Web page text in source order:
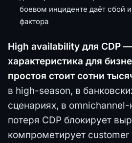
боевом инциденте даёт сбой
фактора
High availability для CDP
характеристика для
простоя стоит сотни
в high-season, в
сценариях, в
потеря CDP блокирует
компрометирует customer